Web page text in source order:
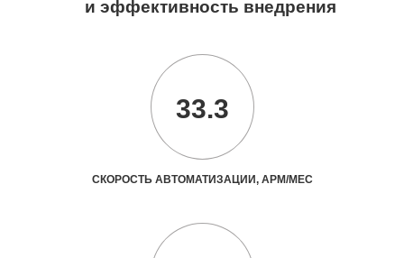
и эффективность внедрения
33.3
СКОРОСТЬ АВТОМАТИЗАЦИИ, АРМ/МЕС